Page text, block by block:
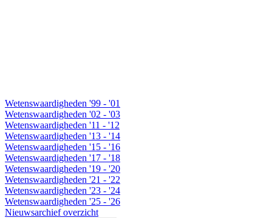
Wetenswaardigheden '99 - '01
Wetenswaardigheden '02 - '03
Wetenswaardigheden '11 - '12
Wetenswaardigheden '13 - '14
Wetenswaardigheden '15 - '16
Wetenswaardigheden '17 - '18
Wetenswaardigheden '19 - '20
Wetenswaardigheden '21 - '22
Wetenswaardigheden '23 - '24
Wetenswaardigheden '25 - '26
Nieuwsarchief overzicht